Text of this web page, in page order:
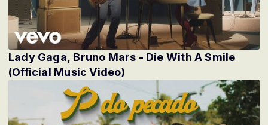
Lady Gaga, Bruno Mars - Die With A Smile
(Official Music Video)